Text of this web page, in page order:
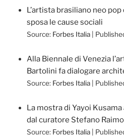
L’artista brasiliano neo
sposa le cause sociali
Source: Forbes Italia
Alla Biennale di Venezia
Bartolini fa dialogare
Source: Forbes Italia
La mostra di Yayoi
dal curatore Stefano
Source: Forbes Italia